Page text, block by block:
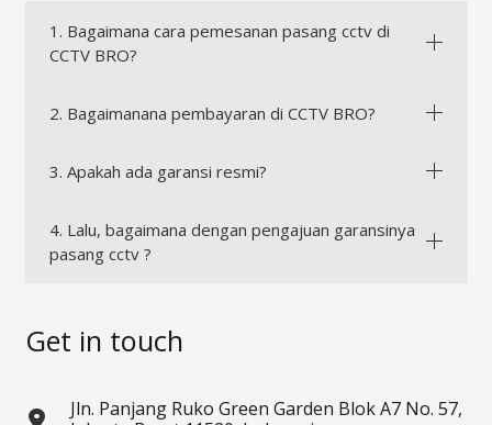
1. Bagaimana cara pemesanan pasang cctv di
CCTV BRO?
2. Bagaimanana pembayaran di CCTV BRO?
3. Apakah ada garansi resmi?
4. Lalu, bagaimana dengan pengajuan garansinya
pasang cctv ?
Get in touch
Jln. Panjang Ruko Green Garden Blok A7 No. 57,